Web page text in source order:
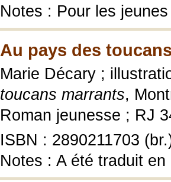
Notes : Pour les jeunes
Au pays des
Marie Décary ;
toucans marrants,
Roman jeunesse ; RJ
ISBN : 2890211703
Notes : A été traduit